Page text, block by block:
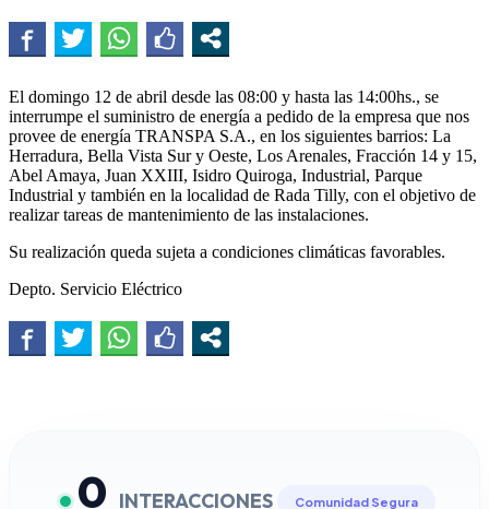
El domingo 12 de abril desde las 08:00 y hasta las 14:00hs., se
interrumpe el suministro de energía a pedido de la empresa que nos
provee de energía TRANSPA S.A., en los siguientes barrios: La
Herradura, Bella Vista Sur y Oeste, Los Arenales, Fracción 14 y 15,
Abel Amaya, Juan XXIII, Isidro Quiroga, Industrial, Parque
Industrial y también en la localidad de Rada Tilly, con el objetivo de
realizar tareas de mantenimiento de las instalaciones.
Su realización queda sujeta a condiciones climáticas favorables.
Depto. Servicio Eléctrico
0 INTERACCIONES Comunidad Segura